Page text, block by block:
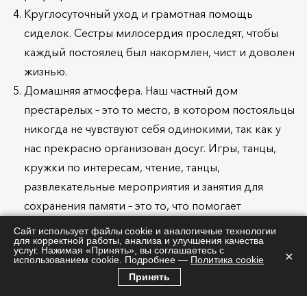
Круглосуточный уход и грамотная помощь
сиделок. Сестры милосердия проследят, чтобы
каждый постоялец был накормлен, чист и доволен
жизнью.
Домашняя атмосфера. Наш частный дом
престарелых – это то место, в котором постояльцы
никогда не чувствуют себя одинокими, так как у
нас прекрасно организован досуг. Игры, танцы,
кружки по интересам, чтение, танцы,
развлекательные мероприятия и занятия для
сохранения памяти – это то, что помогает
пенсионерам жить полноценной жизнью.
Комфорт и уют. В пансионате для престарелых и
инвалидов созданы максимально комфортные
условия для каждого постояльца. У нас есть
Сайт использует файлы cookie и аналогичные технологии
для корректной работы, анализа и улучшения качества
услуг. Нажимая «Принять», вы соглашаетесь с
использованием cookie. Подробнее — Политика cookie
Принять
×